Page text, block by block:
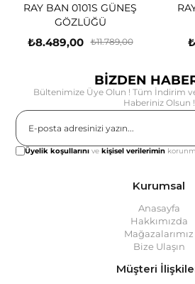
RAY BAN 0101S GÜNEŞ
GÖZLÜĞÜ
₺8.489,00 ₺11.789,00
BİZDEN
Bültenimize Üye Olun ! Tüm İndirim
Haberiniz Olsun !
Üyelik koşullarını vekişisel verilerimin
Kurumsal
Anasayfa
Hakkımızda
Mağazalarımız
Bize Ulaşın
Müşteri